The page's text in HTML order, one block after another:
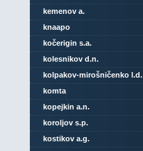
kemenov a.
knaapo
kočerigin s.a.
kolesnikov d.n.
kolpakov-mirošničenko l.d.
komta
kopejkin a.n.
koroljov s.p.
kostikov a.g.